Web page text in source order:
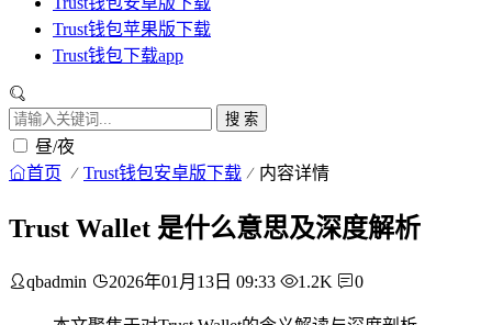
Trust钱包苹果版下载
Trust钱包下载app
搜 索
昼/夜
首页 Trust钱包安卓版下载 内容详情
Trust Wallet 是什么意思及深度解析
qbadmin 2026年01月13日 09:33 1.2K 0